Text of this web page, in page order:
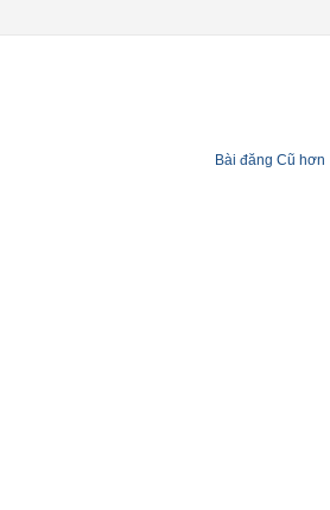
Bài đăng Cũ hơn